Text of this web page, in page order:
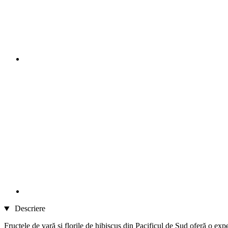
Descriere
Fructele de vară și florile de hibiscus din Pacificul de Sud oferă o